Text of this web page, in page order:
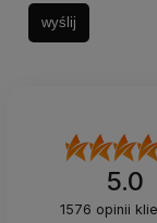
wyślij
5.0
1576 opinii